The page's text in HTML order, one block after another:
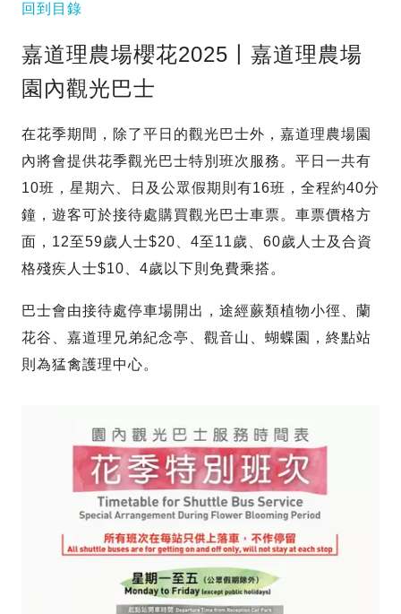
回到目錄
嘉道理農場櫻花2025〡嘉道理農場
園內觀光巴士
在花季期間，除了平日的觀光巴士外，嘉道理農場園
內將會提供花季觀光巴士特別班次服務。平日一共有
10班，星期六、日及公眾假期則有16班，全程約40分
鐘，遊客可於接待處購買觀光巴士車票。車票價格方
面，12至59歲人士$20、4至11歲、60歲人士及合資
格殘疾人士$10、4歲以下則免費乘搭。
巴士會由接待處停車場開出，途經蕨類植物小徑、蘭
花谷、嘉道理兄弟紀念亭、觀音山、蝴蝶園，終點站
則為猛禽護理中心。